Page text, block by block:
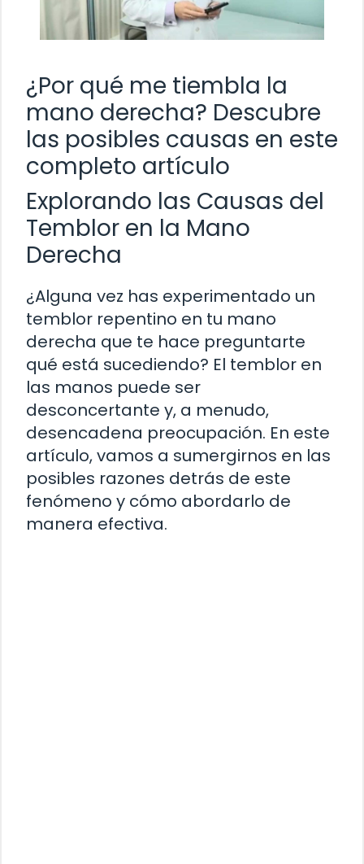
¿Por qué me tiembla la
mano derecha? Descubre
las posibles causas en este
completo artículo
Explorando las Causas del
Temblor en la Mano
Derecha
¿Alguna vez has experimentado un
temblor repentino en tu mano
derecha que te hace preguntarte
qué está sucediendo? El temblor en
las manos puede ser
desconcertante y, a menudo,
desencadena preocupación. En este
artículo, vamos a sumergirnos en las
posibles razones detrás de este
fenómeno y cómo abordarlo de
manera efectiva.